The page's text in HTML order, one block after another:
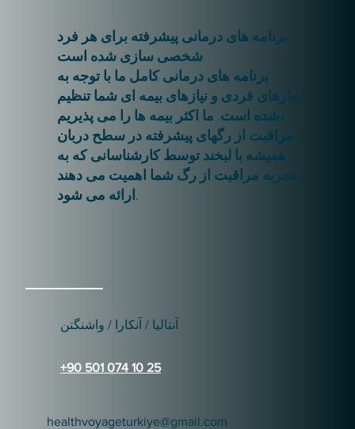
healthvoyageturkiye@gmail.com
+90 501 074 10 25
آنتالیا / آنکارا / واشنگتن
برنامه های درمانی پیشرفته برای هر فرد
شخصی سازی شده است
برنامه های درمانی کامل ما با توجه به
نیازهای فردی و نیازهای بیمه ای شما تنظیم
شده است. ما اکثر بیمه ها را می پذیریم،
مراقبت از رگهای پیشرفته در سطح دربان
همیشه با لبخند توسط کارشناسانی که به
تجربه مراقبت از رگ شما اهمیت می دهند
ارائه می شود.